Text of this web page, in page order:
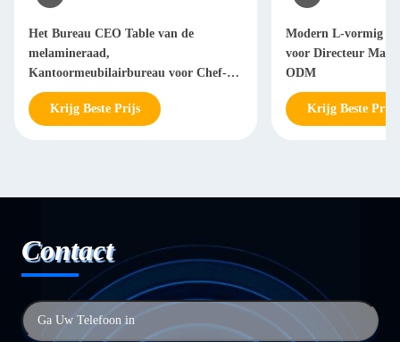
Het Bureau CEO Table van de
melamineraad,
Kantoormeubilairbureau voor Chef-
Manager
Krijg Beste Prijs
Modern L-vormig
voor Directeur
ODM
Krijg Beste Prijs
Contact